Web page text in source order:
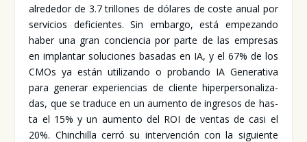
alre­de­dor de 3.7 tri­llo­nes de dóla­res de cos­te anual por
ser­vi­cios defi­cien­tes. Sin embar­go, está empe­zan­do
haber una gran con­cien­cia por par­te de las empre­sas
en implan­tar solu­cio­nes basa­das en IA, y el 67% de los
CMOs ya están uti­li­zan­do o pro­ban­do IA Gene­ra­ti­va
para gene­rar expe­rien­cias de clien­te hiper­per­so­na­li­za­
das, que se tra­du­ce en un aumen­to de ingre­sos de has­
ta el 15% y un aumen­to del ROI de ven­tas de casi el
20%. Chin­chi­lla cerró su inter­ven­ción con la siguien­te